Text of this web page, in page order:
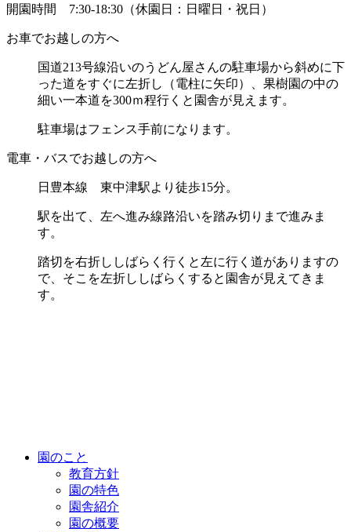
開園時間 7:30-18:30（休園日：日曜日・祝日）
お車でお越しの方へ
国道213号線沿いのうどん屋さんの駐車場から斜めに下
った道をすぐに左折し（電柱に矢印）、 果樹園の中の
細い一本道を300ｍ程行くと園舎が見えます。
駐車場はフェンス手前になります。
電車・バスでお越しの方へ
日豊本線 東中津駅より徒歩15分。
駅を出て、左へ進み線路沿いを踏み切りまで進みま
す。
踏切を右折ししばらく行くと左に行く道がありますの
で、 そこを左折ししばらくすると園舎が見えてきま
す。
園のこと
教育方針
園の特色
園舎紹介
園の概要